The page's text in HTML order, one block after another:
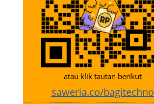
atau klik tautan berikut
saweria.co/bagitechno